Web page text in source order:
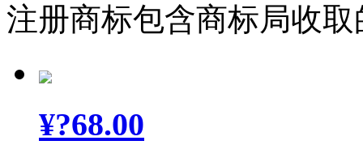
注册商标包含商标局收
¥?68.00